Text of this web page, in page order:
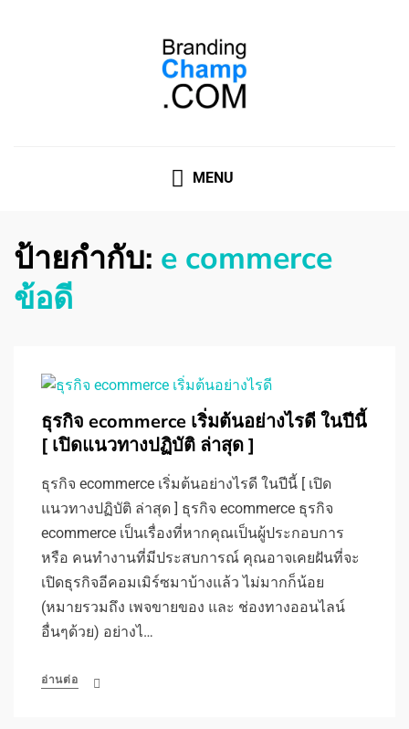
MENU
ป้ายกำกับ: e commerce
ข้อดี
ธุรกิจ ecommerce เริ่มต้นอย่างไรดี ในปีนี้
[ เปิดแนวทางปฏิบัติ ล่าสุด ]
ธุรกิจ ecommerce เริ่มต้นอย่างไรดี ในปีนี้ [ เปิด
แนวทางปฏิบัติ ล่าสุด ] ธุรกิจ ecommerce ธุรกิจ
ecommerce เป็นเรื่องที่หากคุณเป็นผู้ประกอบการ
หรือ คนทำงานที่มีประสบการณ์ คุณอาจเคยฝันที่จะ
เปิดธุรกิจอีคอมเมิร์ซมาบ้างแล้ว ไม่มากก็น้อย
(หมายรวมถึง เพจขายของ และ ช่องทางออนไลน์
อื่นๆด้วย) อย่างไ…
อ่านต่อ